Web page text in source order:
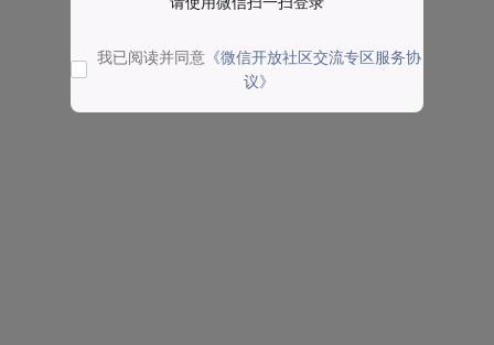
我已阅读并同意 《微信开放社区交流专区服务协
议》